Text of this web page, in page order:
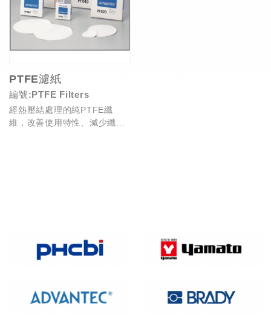
PTFE濾紙
編號:PTFE Filters
經熱壓結處理的純PTFE纖
維，改善使用特性、減少纖維